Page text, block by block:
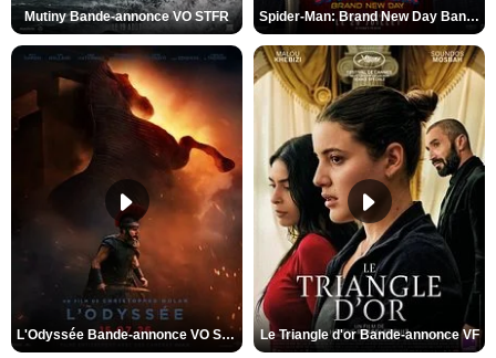
Mutiny Bande-annonce VO STFR Spider-Man: Brand New Day Bande-annonce VO STFR
L'Odyssée Bande-annonce VO STFR Le Triangle d'or Bande-annonce VF